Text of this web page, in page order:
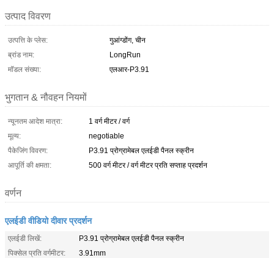
उत्पाद विवरण
उत्पत्ति के प्लेस:
गुआंग्डोंग, चीन
ब्रांड नाम:
LongRun
मॉडल संख्या:
एलआर-P3.91
भुगतान & नौवहन नियमों
न्यूनतम आदेश मात्रा:
1 वर्ग मीटर / वर्ग
मूल्य:
negotiable
पैकेजिंग विवरण:
P3.91 प्रोग्रामेबल एलईडी पैनल स्क्रीन
आपूर्ति की क्षमता:
500 वर्ग मीटर / वर्ग मीटर प्रति सप्ताह प्रदर्शन
वर्णन
एलईडी वीडियो दीवार प्रदर्शन
एलईडी लिखें:
P3.91 प्रोग्रामेबल एलईडी पैनल स्क्रीन
पिक्सेल प्रति वर्गमीटर:
3.91mm